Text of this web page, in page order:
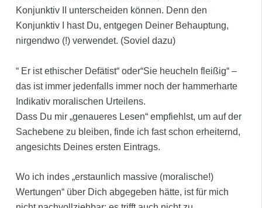
Konjunktiv II unterscheiden können. Denn den
Konjunktiv I hast Du, entgegen Deiner Behauptung,
nirgendwo (!) verwendet. (Soviel dazu)
“ Er ist ethischer Defätist“ oder“Sie heucheln fleißig“ –
das ist immer jedenfalls immer noch der hammerharte
Indikativ moralischen Urteilens.
Dass Du mir „genaueres Lesen“ empfiehlst, um auf der
Sachebene zu bleiben, finde ich fast schon erheiternd,
angesichts Deines ersten Eintrags.
Wo ich indes „erstaunlich massive (moralische!)
Wertungen“ über Dich abgegeben hätte, ist für mich